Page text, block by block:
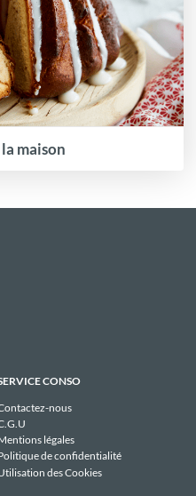
maison
CONSO
nous
légales
de confidentialité
des Cookies